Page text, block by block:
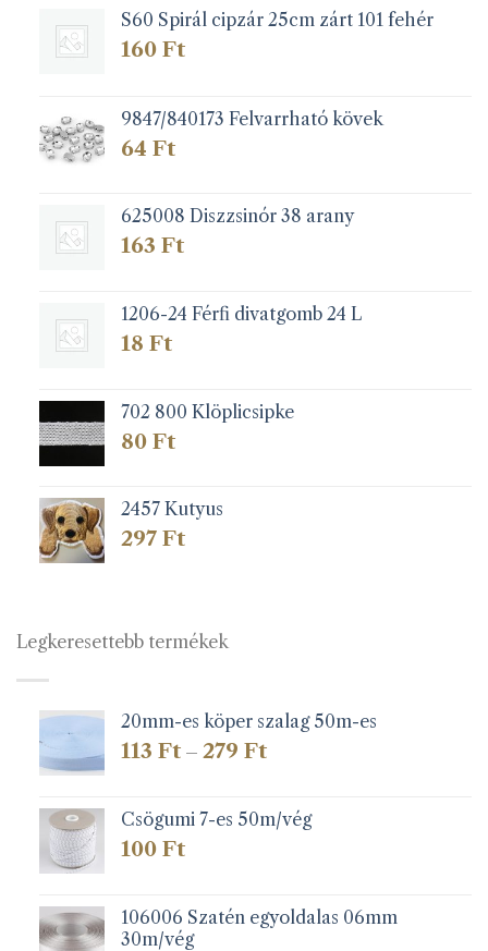
S60 Spirál cipzár 25cm zárt 101 fehér
160 Ft
9847/840173 Felvarrható kövek
64 Ft
625008 Diszzsinór 38 arany
163 Ft
1206-24 Férfi divatgomb 24 L
18 Ft
702 800 Klöplicsipke
80 Ft
2457 Kutyus
297 Ft
Legkeresettebb termékek
20mm-es köper szalag 50m-es
113 Ft – 279 FtÁrtartomány:
279 Ft
Csögumi 7-es 50m/vég
100 Ft
106006 Szatén egyoldalas 06mm
30m/vég